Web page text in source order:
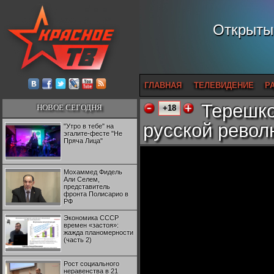
ГЛАВНАЯ ТЕЛЕВИДЕНИЕ
НОВОЕ СЕГОДНЯ
"Утро в тебе" на
эгалите-фесте "Не
Пряча Лица"
Мохаммед Фидель
Али Селем,
представитель
фронта Полисарио в
РФ
Экономика СССР
времен «застоя»:
жажда планомерности
(часть 2)
Рост социального
неравенства в 21
+18
русской